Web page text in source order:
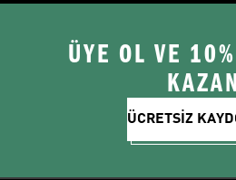
ÜYE OL VE
KAZAN
ÜCRETSİZ